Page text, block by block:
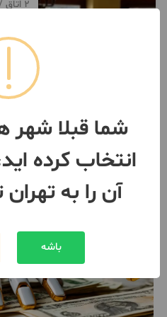
2 اتاق / طبقه 7 / ساخت 1404
شما قبلا شهر
انتخاب کرده
آن را به
باشه